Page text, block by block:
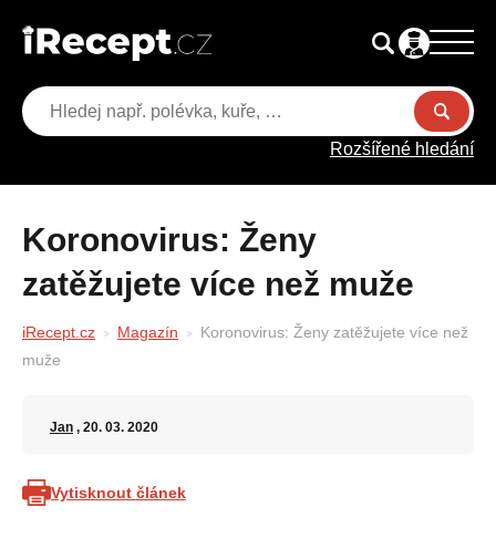
Rozšířené hledání
Koronovirus: Ženy
zatěžujete více než muže
iRecept.cz Magazín
Koronovirus: Ženy zatěžujete více než
muže
Jan , 20. 03. 2020
Vytisknout článek